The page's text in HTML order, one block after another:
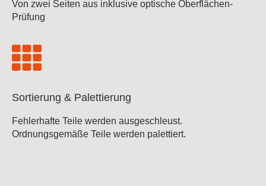
Von zwei Seiten aus inklusive optische Oberflächen-
Prüfung
Sortierung & Palettierung
Fehlerhafte Teile werden ausgeschleust.
Ordnungsgemäße Teile werden palettiert.